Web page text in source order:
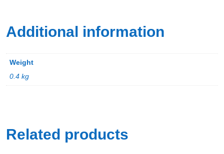
Additional information
Weight
0.4 kg
Related products